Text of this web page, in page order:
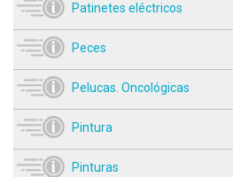
Patinetes eléctricos
Peces
Pelucas. Oncológicas
Pintura
Pinturas